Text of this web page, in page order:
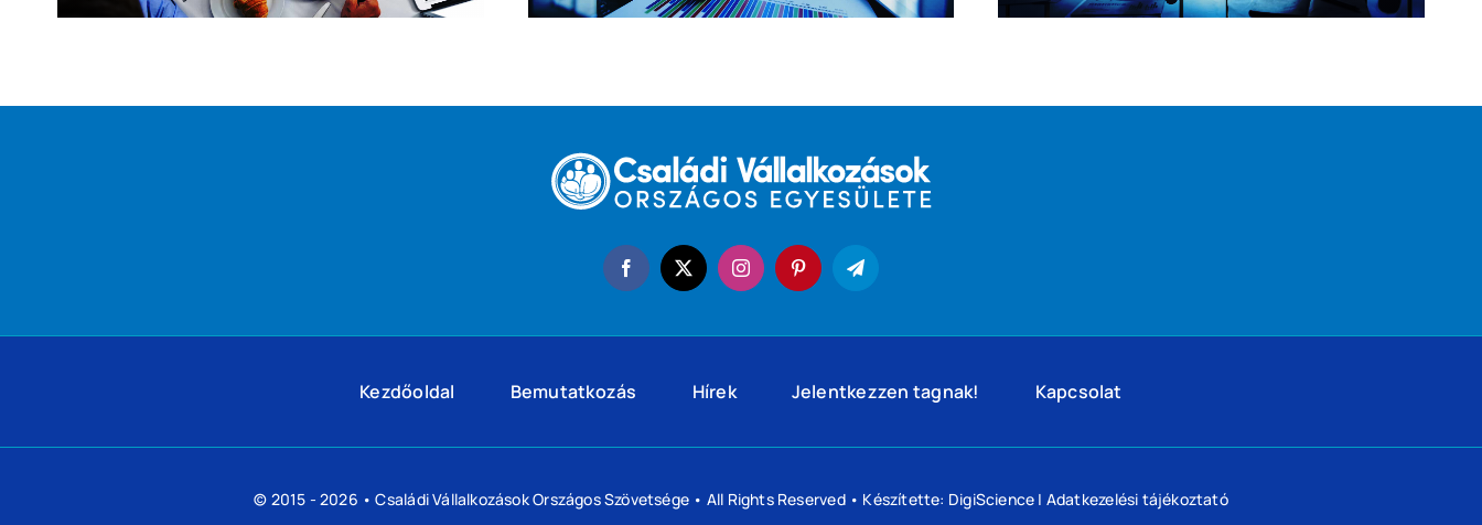
Kezdőoldal Bemutatkozás Hírek Jelentkezzen tagnak! Kapcsolat
© 2015 - 2026 •Családi Vállalkozások Országos Szövetsége • All Rights Reserved • Készítette: DigiScience | Adatkezelési tájékoztató